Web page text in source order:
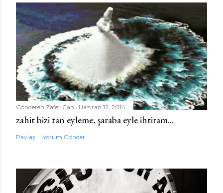
Gönderen Zafer Can Haziran 12, 2014
zahit bizi tan eyleme, şaraba eyle ihtiram...
Paylaş Yorum Gönder